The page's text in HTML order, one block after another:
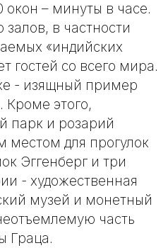
окон – минуты в часе.
в частности
«индийских
гостей со всего мира.
- изящный пример
Кроме этого,
парк и розарий
местом для прогулок
Эггенберг и три
- художественная
музей и монетный
часть
Граца.